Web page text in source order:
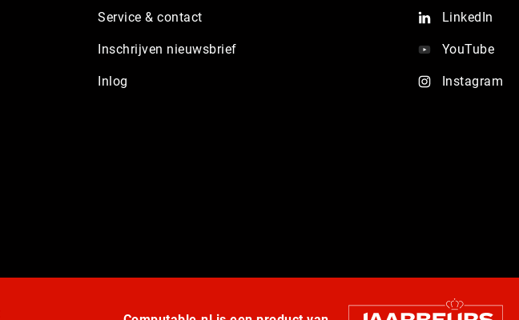
Service & contact
Inschrijven nieuwsbrief
Inlog
LinkedIn
YouTube
Instagram